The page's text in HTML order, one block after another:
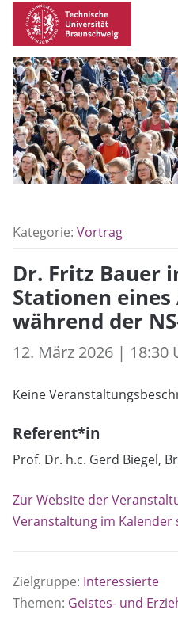
Kategorie: Vortrag
Dr. Fritz Bauer
Stationen
während der
12. März 2026 | 18:30
Keine
Referent*in
Prof. Dr. h.c. Gerd Biegel,
Zur Website der
Veranstaltung im
Zielgruppe: Interessierte
Themen: Geistes- und